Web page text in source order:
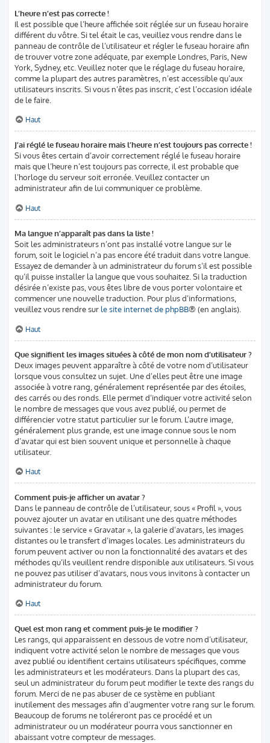
L’heure n’est pas correcte !
Il est possible que l’heure affichée soit réglée sur un fuseau horaire
différent du vôtre. Si tel était le cas, veuillez vous rendre dans le
panneau de contrôle de l’utilisateur et régler le fuseau horaire afin
de trouver votre zone adéquate, par exemple Londres, Paris, New
York, Sydney, etc. Veuillez noter que le réglage du fuseau horaire,
comme la plupart des autres paramètres, n’est accessible qu’aux
utilisateurs inscrits. Si vous n’êtes pas inscrit, c’est l’occasion idéale
de le faire.
Haut
J’ai réglé le fuseau horaire mais l’heure n’est toujours pas correcte !
Si vous êtes certain d’avoir correctement réglé le fuseau horaire
mais que l’heure n’est toujours pas correcte, il est probable que
l’horloge du serveur soit erronée. Veuillez contacter un
administrateur afin de lui communiquer ce problème.
Haut
Ma langue n’apparaît pas dans la liste !
Soit les administrateurs n’ont pas installé votre langue sur le
forum, soit le logiciel n’a pas encore été traduit dans votre langue.
Essayez de demander à un administrateur du forum s’il est possible
qu’il puisse installer la langue que vous souhaitez. Si la traduction
désirée n’existe pas, vous êtes libre de vous porter volontaire et
commencer une nouvelle traduction. Pour plus d’informations,
veuillez vous rendre sur le site internet de phpBB® (en anglais).
Haut
Que signifient les images situées à côté de mon nom d’utilisateur ?
Deux images peuvent apparaître à côté de votre nom d’utilisateur
lorsque vous consultez un sujet. Une d’elles peut être une image
associée à votre rang, généralement représentée par des étoiles,
des carrés ou des ronds. Elle permet d’indiquer votre activité selon
le nombre de messages que vous avez publié, ou permet de
différencier votre statut particulier sur le forum. L’autre image,
généralement plus grande, est une image connue sous le nom
d’avatar qui est bien souvent unique et personnelle à chaque
utilisateur.
Haut
Comment puis-je afficher un avatar ?
Dans le panneau de contrôle de l’utilisateur, sous « Profil », vous
pouvez ajouter un avatar en utilisant une des quatre méthodes
suivantes : le service « Gravatar », la galerie d’avatars, les images
distantes ou le transfert d’images locales. Les administrateurs du
forum peuvent activer ou non la fonctionnalité des avatars et des
méthodes qu’ils veuillent rendre disponible aux utilisateurs. Si vous
ne pouvez pas utiliser d’avatars, nous vous invitons à contacter un
administrateur du forum.
Haut
Quel est mon rang et comment puis-je le modifier ?
Les rangs, qui apparaissent en dessous de votre nom d’utilisateur,
indiquent votre activité selon le nombre de messages que vous
avez publié ou identifient certains utilisateurs spécifiques, comme
les administrateurs et les modérateurs. Dans la plupart des cas,
seul un administrateur du forum peut modifier le texte des rangs du
forum. Merci de ne pas abuser de ce système en publiant
inutilement des messages afin d’augmenter votre rang sur le forum.
Beaucoup de forums ne toléreront pas ce procédé et un
administrateur ou un modérateur pourra vous sanctionner en
abaissant votre compteur de messages.